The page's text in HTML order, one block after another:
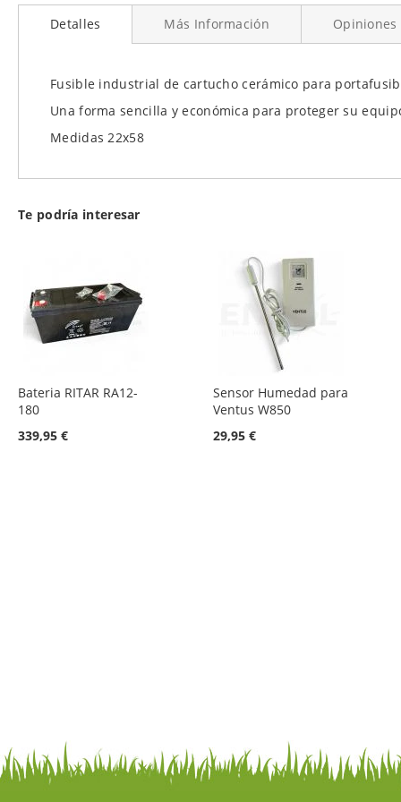
al
comienzo
galería
imágenes
Detalles
Fusible industrial de cartucho cerámico para
Una forma sencilla y económica para proteger su
Medidas 22x58
Más Información Opiniones
Te podría interesar
Bateria RITAR RA12-
180
339,95 €
Sensor Humedad para
Ventus W850
29,95 €